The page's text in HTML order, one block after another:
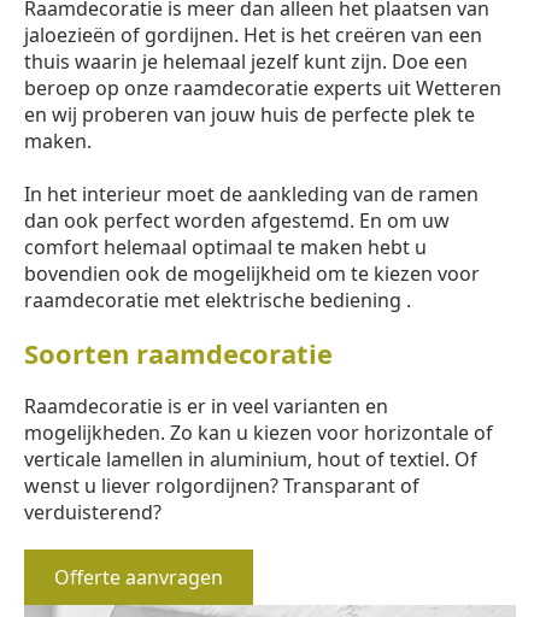
Raamdecoratie is meer dan alleen het plaatsen van
jaloezieën of gordijnen. Het is het creëren van een
thuis waarin je helemaal jezelf kunt zijn. Doe een
beroep op onze raamdecoratie experts uit Wetteren
en wij proberen van jouw huis de perfecte plek te
maken.
In het interieur moet de aankleding van de ramen
dan ook perfect worden afgestemd. En om uw
comfort helemaal optimaal te maken hebt u
bovendien ook de mogelijkheid om te kiezen voor
raamdecoratie met elektrische bediening .
Soorten raamdecoratie
Raamdecoratie is er in veel varianten en
mogelijkheden. Zo kan u kiezen voor horizontale of
verticale lamellen in aluminium, hout of textiel. Of
wenst u liever rolgordijnen? Transparant of
verduisterend?
Offerte aanvragen